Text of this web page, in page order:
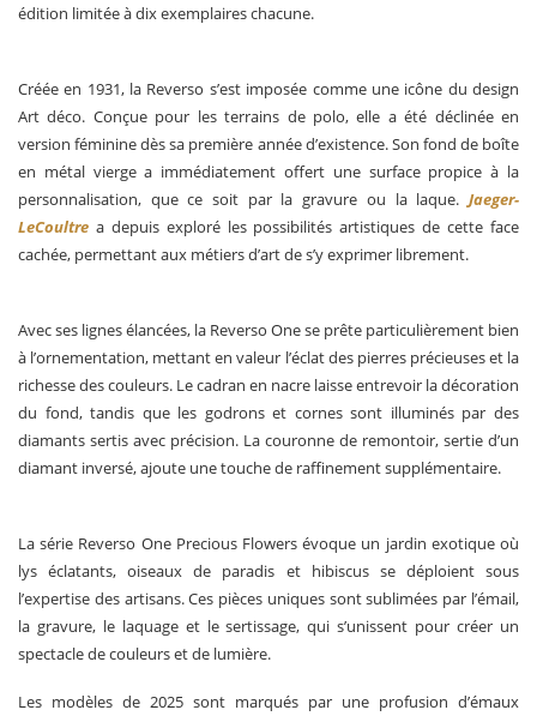
édition limitée à dix exemplaires chacune.
Créée en 1931, la Reverso s’est imposée comme une icône du design
Art déco. Conçue pour les terrains de polo, elle a été déclinée en
version féminine dès sa première année d’existence. Son fond de boîte
en métal vierge a immédiatement offert une surface propice à la
personnalisation, que ce soit par la gravure ou la laque. Jaeger-
LeCoultre a depuis exploré les possibilités artistiques de cette face
cachée, permettant aux métiers d’art de s’y exprimer librement.
Avec ses lignes élancées, la Reverso One se prête particulièrement bien
à l’ornementation, mettant en valeur l’éclat des pierres précieuses et la
richesse des couleurs. Le cadran en nacre laisse entrevoir la décoration
du fond, tandis que les godrons et cornes sont illuminés par des
diamants sertis avec précision. La couronne de remontoir, sertie d’un
diamant inversé, ajoute une touche de raffinement supplémentaire.
La série Reverso One Precious Flowers évoque un jardin exotique où
lys éclatants, oiseaux de paradis et hibiscus se déploient sous
l’expertise des artisans. Ces pièces uniques sont sublimées par l’émail,
la gravure, le laquage et le sertissage, qui s’unissent pour créer un
spectacle de couleurs et de lumière.
Les modèles de 2025 sont marqués par une profusion d’émaux